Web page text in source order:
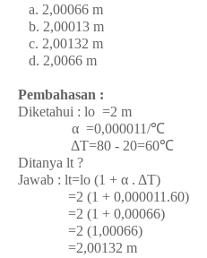
a. 2,00066 m
b. 2,00013 m
c. 2,00132 m
d. 2,0066 m
Pembahasan :
Diketahui : lo =2 m
α =0,000011/℃
ΔT=80 - 20=60℃
Ditanya lt ?
Jawab : lt=lo (1 + α . ΔT)
=2 (1 + 0,000011.60)
=2 (1 + 0,00066)
=2 (1,00066)
=2,00132 m